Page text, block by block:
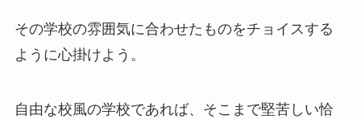
その学校の雰囲気に合わせたものをチョイスする
ように心掛けよう。
自由な校風の学校であれば、そこまで堅苦しい恰